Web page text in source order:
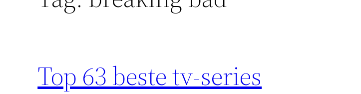
Top 63 beste tv-series